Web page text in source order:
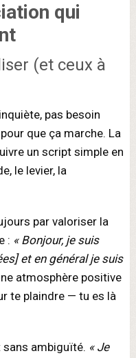
qui
(et ceux à
pas besoin
que ça marche. La
un script simple en
le levier, la
par valoriser la
: « Bonjour, je suis
et en général je suis
atmosphère positive
te plaindre — tu es là
sans ambiguïté. « Je